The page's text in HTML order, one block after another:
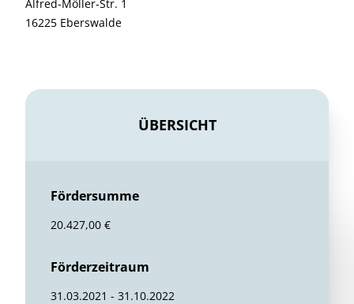
Alfred-Möller-Str. 1
16225 Eberswalde
ÜBERSICHT
Fördersumme
20.427,00 €
Förderzeitraum
31.03.2021 - 31.10.2022